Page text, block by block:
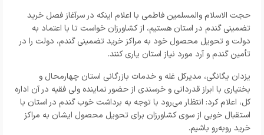
حجت الاسلام والمسلمین فاطمی با اعلام اینکه در سرآغاز فصل خرید
تضمینی گندم در استان هستیم، از کشاورزان خواست تا با اعتماد به
دولت و تحویل محصول خود به مراکز خرید تضمینی گندم، دولت را در
تأمین گندم و آرد مورد نیاز استان یاری کنند.
یزدان یگانگی، مدیرکل غله و خدمات بازرگانی استان چهارمحال و
بختیاری با ابراز قدردانی و خرسندی از حضور نماینده ولی فقیه در آن اداره
کل، اعلام کرد: انتظار می‌رود با توجه به برداشت خوب گندم در استان با
استقبال خوبی از سوی کشاورزان برای تحویل محصول ایشان به مراکز
خرید روبه‌رو باشیم.